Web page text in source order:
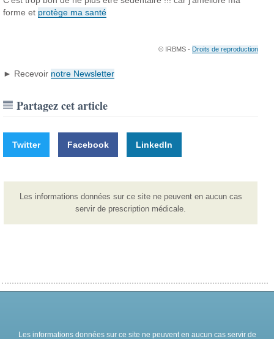
forme et protège ma santé
© IRBMS - Droits de reproduction
► Recevoir notre Newsletter
Partagez cet article
Twitter Facebook LinkedIn
Les informations données sur ce site ne peuvent en aucun cas
servir de prescription médicale.
Les informations données sur ce site ne peuvent en aucun cas servir de